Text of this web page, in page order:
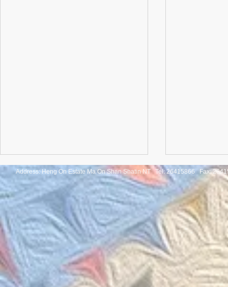
《SHINE ON! 保良慈善演唱
會》
of the
Address: Heng On Estate Ma On Shan Shatin NT Tel:26415866 Fax: